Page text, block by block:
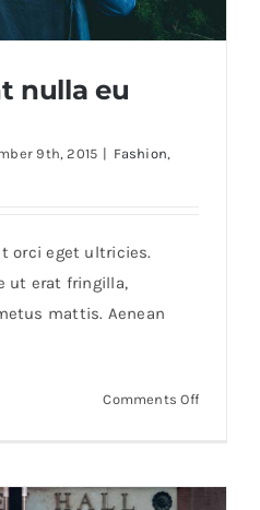
nulla eu
9th, 2015 | Fashion,
orci eget ultricies.
ut erat fringilla,
mattis. Aenean
Comments Offon